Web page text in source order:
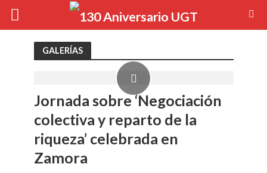
GALERÍAS
Jornada sobre ‘Negociación
colectiva y reparto de la
riqueza’ celebrada en
Zamora